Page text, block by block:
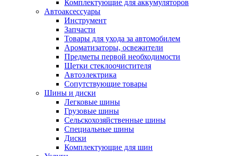
Комплектующие для аккумуляторов
Автоаксессуары
Инструмент
Запчасти
Товары для ухода за автомобилем
Ароматизаторы, освежители
Предметы первой необходимости
Щетки стеклоочистителя
Автоэлектрика
Сопутствующие товары
Шины и диски
Легковые шины
Грузовые шины
Сельскохозяйственные шины
Специальные шины
Диски
Комплектующие для шин